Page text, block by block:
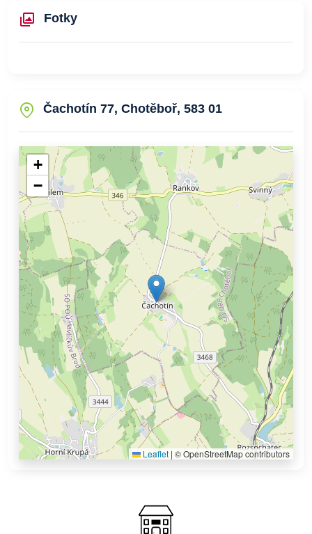
Fotky
Čachotín 77, Chotěboř, 583 01
+
−
Leaflet | © OpenStreetMap contributors